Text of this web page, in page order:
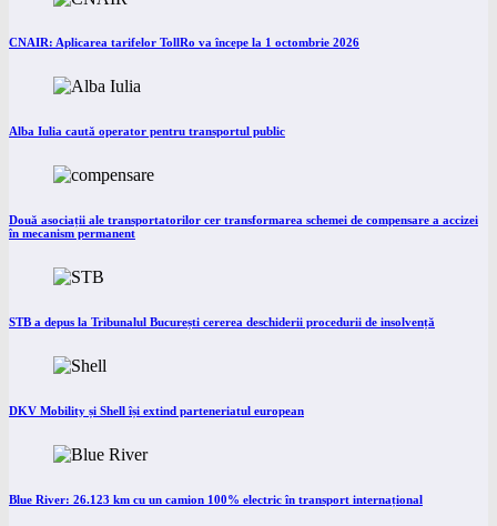
CNAIR: Aplicarea tarifelor TollRo va începe la 1 octombrie 2026
Alba Iulia caută operator pentru transportul public
Două asociații ale transportatorilor cer transformarea schemei de compensare a accizei
în mecanism permanent
STB a depus la Tribunalul București cererea deschiderii procedurii de insolvență
DKV Mobility și Shell își extind parteneriatul european
Blue River: 26.123 km cu un camion 100% electric în transport internațional